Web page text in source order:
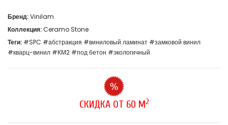
Бренд:Vinilam
Коллекция:Ceramo Stone
Теги: #SPC #абстракция #виниловый ламинат #замковой винил
#кварц-винил #КМ2 #под бетон #экологичный
СКИДКА ОТ 60 М2